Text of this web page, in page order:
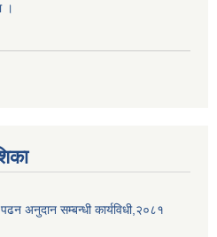
।
अनुदान सम्बन्धी कार्यविधी,२०८१